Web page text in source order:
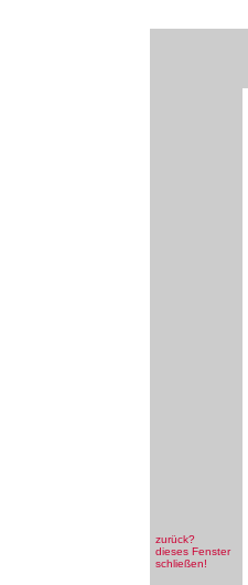
zurück?
dieses Fenster
schließen!